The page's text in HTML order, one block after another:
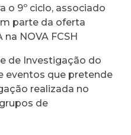
o 9º ciclo, associado
parte da oferta
NOVA FCSH
de Investigação do
eventos que pretende
realizada no
de